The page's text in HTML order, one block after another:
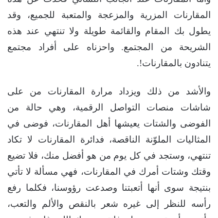
المقارنات المزرية والمزعجة والمتعبة للجميع، وقد
يطول بك المقام والقائمة طويلة ولا تنتهي عند هذه
الشريحة من المجتمع. واحزناه على أفراد مجتمع
يتنادون بالمقارنات!.
والأشد من ذلك ويزداد مرارة المقارنات من على
شاشات منصات التواصل الرقمية، وهي حالة من
الفوضى والشتات يعيشها أهل المقارنات، فوضى في
المثاليات الملوّنة الناقصة، فدائرة المقارنات لا تكاد
تنتهي، وستجد في كل يوم من هو أفضل منك، فلا تضيع
وقتك وشتات أمرك في المقارنات، فهي مسألة لا تأتي
بنتيجة سوى أنها أتعبتنا وصدعت رؤوسنا، فكلما رفع
رأسه للنظر إلى غيره شعر بالنقص والألم والتعب،